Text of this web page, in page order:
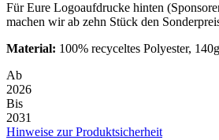
Für Eure Logoaufdrucke hinten
machen wir ab zehn Stück den
Material: 100% recyceltes Polyester,
Ab
2026
Bis
2031
Hinweise zur Produktsicherheit